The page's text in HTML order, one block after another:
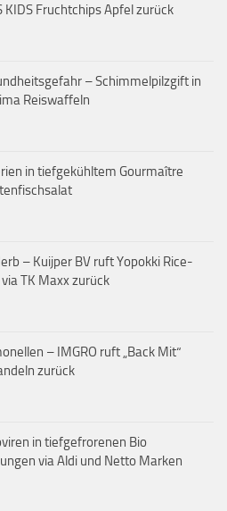
KIDS Fruchtchips Apfel zurück
– Schimmelpilzgift in
Reiswaffeln
in tiefgekühltem Gourmaître
– Kuijper BV ruft Yopokki Rice-
TK Maxx zurück
– IMGRO ruft „Back Mit“
zurück
in tiefgefrorenen Bio
via Aldi und Netto Marken